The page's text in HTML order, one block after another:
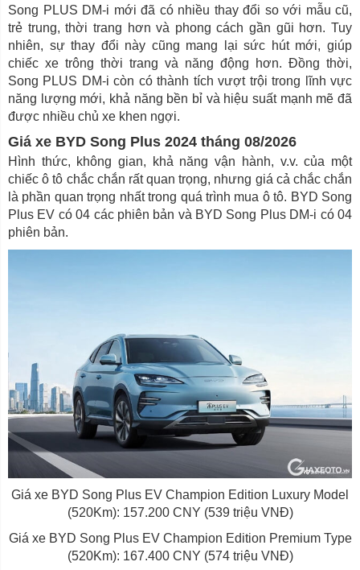
Song PLUS DM-i mới đã có nhiều thay đổi so với mẫu cũ,
trẻ trung, thời trang hơn và phong cách gần gũi hơn. Tuy
nhiên, sự thay đổi này cũng mang lại sức hút mới, giúp
chiếc xe trông thời trang và năng động hơn. Đồng thời,
Song PLUS DM-i còn có thành tích vượt trội trong lĩnh vực
năng lượng mới, khả năng bền bỉ và hiệu suất mạnh mẽ đã
được nhiều chủ xe khen ngợi.
Giá xe BYD Song Plus 2024 tháng 08/2026
Hình thức, không gian, khả năng vận hành, v.v. của một
chiếc ô tô chắc chắn rất quan trọng, nhưng giá cả chắc chắn
là phần quan trọng nhất trong quá trình mua ô tô. BYD Song
Plus EV có 04 các phiên bản và BYD Song Plus DM-i có 04
phiên bản.
Giá xe BYD Song Plus EV Champion Edition Luxury Model
(520Km): 157.200 CNY (539 triệu VNĐ)
Giá xe BYD Song Plus EV Champion Edition Premium Type
(520Km): 167.400 CNY (574 triệu VNĐ)